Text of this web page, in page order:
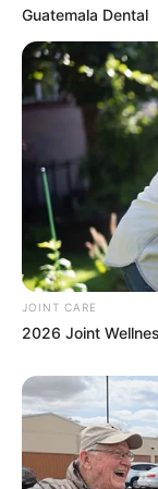
your best every
CTA LOVE
Top
BRAINBERRIES
Guatemala Dental
JOINT CARE
2026 Joint